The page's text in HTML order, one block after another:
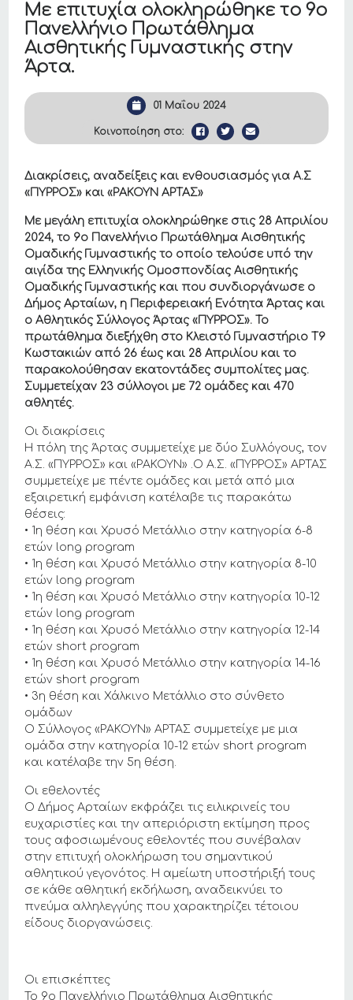
Με επιτυχία ολοκληρώθηκε το 9ο
Πανελλήνιο Πρωτάθλημα
Αισθητικής Γυμναστικής στην
Άρτα.
01 Μαΐου 2024
Κοινοποίηση στο:
Διακρίσεις, αναδείξεις και ενθουσιασμός για Α.Σ
«ΠΥΡΡΟΣ» και «ΡΑΚΟΥΝ ΑΡΤΑΣ»
Με μεγάλη επιτυχία ολοκληρώθηκε στις 28 Απριλίου
2024, το 9ο Πανελλήνιο Πρωτάθλημα Αισθητικής
Ομαδικής Γυμναστικής το οποίο τελούσε υπό την
αιγίδα της Ελληνικής Ομοσπονδίας Αισθητικής
Ομαδικής Γυμναστικής και που συνδιοργάνωσε ο
Δήμος Αρταίων, η Περιφερειακή Ενότητα Άρτας και
ο Αθλητικός Σύλλογος Άρτας «ΠΥΡΡΟΣ». Το
πρωτάθλημα διεξήχθη στο Κλειστό Γυμναστήριο Τ9
Κωστακιών από 26 έως και 28 Απριλίου και το
παρακολούθησαν εκατοντάδες συμπολίτες μας.
Συμμετείχαν 23 σύλλογοι με 72 ομάδες και 470
αθλητές.
Οι διακρίσεις
Η πόλη της Άρτας συμμετείχε με δύο Συλλόγους, τον
Α.Σ. «ΠΥΡΡΟΣ» και «ΡΑΚΟΥΝ» .Ο Α.Σ. «ΠΥΡΡΟΣ» ΑΡΤΑΣ
συμμετείχε με πέντε ομάδες και μετά από μια
εξαιρετική εμφάνιση κατέλαβε τις παρακάτω
θέσεις:
• 1η θέση και Χρυσό Μετάλλιο στην κατηγορία 6-8
ετών long program
• 1η θέση και Χρυσό Μετάλλιο στην κατηγορία 8-10
ετών long program
• 1η θέση και Χρυσό Μετάλλιο στην κατηγορία 10-12
ετών long program
• 1η θέση και Χρυσό Μετάλλιο στην κατηγορία 12-14
ετών short program
• 1η θέση και Χρυσό Μετάλλιο στην κατηγορία 14-16
ετών short program
• 3η θέση και Χάλκινο Μετάλλιο στο σύνθετο
ομάδων
Ο Σύλλογος «ΡΑΚΟΥΝ» ΑΡΤΑΣ συμμετείχε με μια
ομάδα στην κατηγορία 10-12 ετών short program
και κατέλαβε την 5η θέση.
Οι εθελοντές
Ο Δήμος Αρταίων εκφράζει τις ειλικρινείς του
ευχαριστίες και την απεριόριστη εκτίμηση προς
τους αφοσιωμένους εθελοντές που συνέβαλαν
στην επιτυχή ολοκλήρωση του σημαντικού
αθλητικού γεγονότος. Η αμείωτη υποστήριξή τους
σε κάθε αθλητική εκδήλωση, αναδεικνύει το
πνεύμα αλληλεγγύης που χαρακτηρίζει τέτοιου
είδους διοργανώσεις.
Οι επισκέπτες
Το 9ο Πανελλήνιο Πρωτάθλημα Αισθητικής